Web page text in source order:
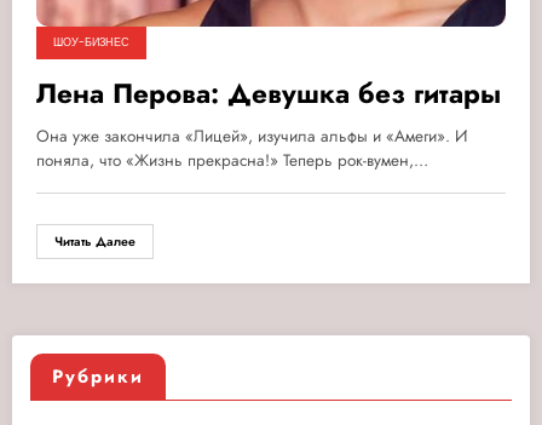
ШОУ-БИЗНЕС
Лена Перова: Девушка без гитары
Она уже закончила «Лицей», изучила альфы и «Амеги». И
поняла, что «Жизнь прекрасна!» Теперь рок-вумен,…
Читать Далее
Рубрики